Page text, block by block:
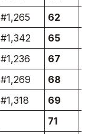
#1,265 62
#1,342 65
#1,236 67
#1,269 68
#1,318 69
71